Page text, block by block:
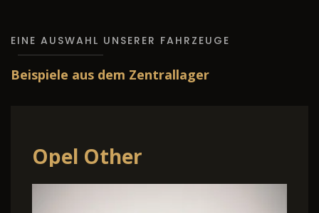
EINE AUSWAHL UNSERER FAHRZEUGE
Beispiele aus dem Zentrallager
Opel Other